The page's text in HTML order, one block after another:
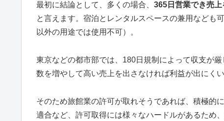
最初に結論として、多くの場合、 365日営業でき売
と言えます。宿泊とレンタルスペースの兼用なども
以外の用途では使用不可）。
東京などの都市部では、180日規制によって収支が
数を増やして高い売上を出さなければ利益が出にくい
そのため旅館業の許可が取れそうであれば、積極的
適合など、許可取得には様々なハードルがあるため